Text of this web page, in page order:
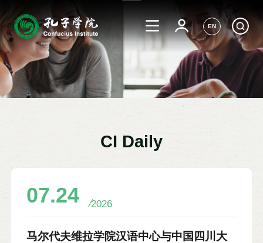
EN
CI Daily
07.24 2026
马尔代夫维拉学院汉语中心与中国四川大